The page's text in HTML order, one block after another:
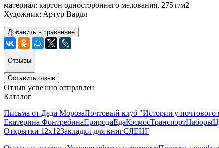
материал: картон одностороннего мелования, 275 г/м2
Художник: Артур Вардл
Добавить в сравнение
Отзывы
Оставить отзыв
Отзыв успешно отправлен
Каталог
Письма от Деда МорозаПочтовый клуб "Истории у почтового
Екатерина ФонтребинаПриродаЕдаКосмосТранспортНаборы
Открытки 12х12Закладки для книгСЛЕНГ